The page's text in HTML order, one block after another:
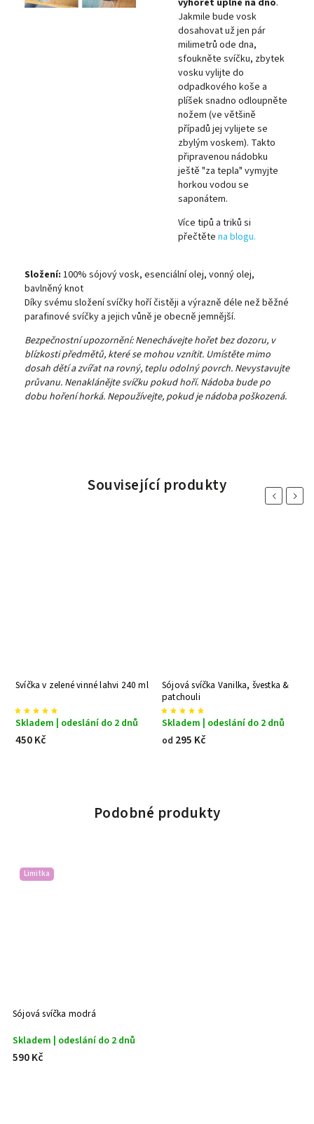
Jakmile bude vosk
dosahovat už jen pár
milimetrů ode dna,
sfoukněte svíčku, zbytek
vosku vylijte do
odpadkového koše a
plíšek snadno odloupněte
nožem (ve většině
případů jej vylijete se
zbylým voskem). Takto
připravenou nádobku
ještě "za tepla" vymyjte
horkou vodou se
saponátem.
Více tipů a triků si
přečtěte na blogu.
Složení: 100% sójový vosk, esenciální olej, vonný olej,
bavlněný knot
Díky svému složení svíčky hoří čistěji a výrazně déle než běžné
parafinové svíčky a jejich vůně je obecně jemnější.
Bezpečnostní upozornění: Nenechávejte hořet bez dozoru, v
blízkosti předmětů, které se mohou vznítit. Umístěte mimo
dosah dětí a zvířat na rovný, teplu odolný povrch. Nevystavujte
průvanu. Nenaklánějte svíčku pokud hoří. Nádoba bude po
dobu hoření horká. Nepoužívejte, pokud je nádoba poškozená.
Související produkty
Previous
Upcyklované sklenice z vinné lahve
od240 Kč
Svíčka v zelené vinné lahvi 240 ml
Skladem | odeslání do 2 dnů
450 Kč
Next
Podobné produkty
Limitka
Sójová svíčka modrá
Skladem | odeslání do 2 dnů
590 Kč